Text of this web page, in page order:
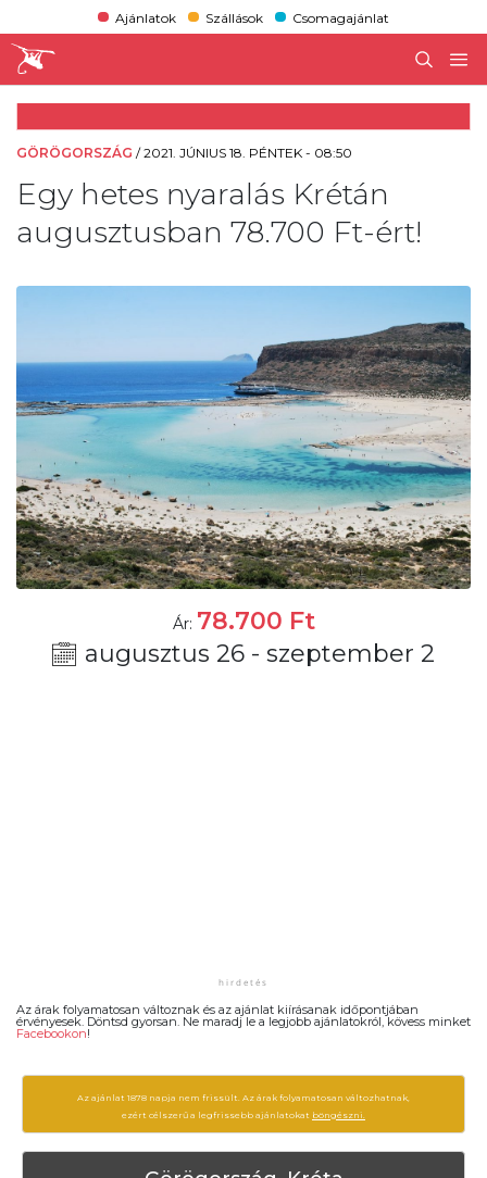
Ajánlatok Szállások Csomagajánlat
GÖRÖGORSZÁG /2021. JÚNIUS 18. PÉNTEK - 08:50
Egy hetes nyaralás Krétán
augusztusban 78.700 Ft-ért!
Ár: 78.700 Ft
augusztus 26 - szeptember 2
Az árak folyamatosan változnak és az ajánlat kiírásanak időpontjában
érvényesek. Döntsd gyorsan. Ne maradj le a legjobb ajánlatokról, kövess minket
Facebookon!
Az ajánlat 1878 napja nem frissült. Az árak folyamatosan változhatnak,
ezért célszerű a legfrissebb ajánlatokat böngészni.